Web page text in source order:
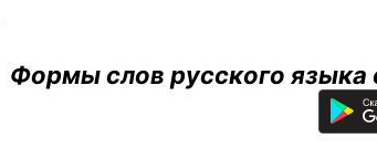
Формы слов русского языка